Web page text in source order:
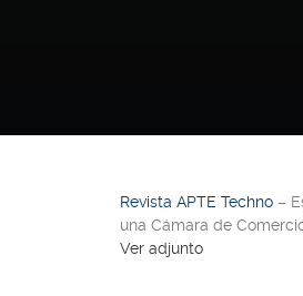
Revista APTE Techno –
una Cámara de
Ver adjunto